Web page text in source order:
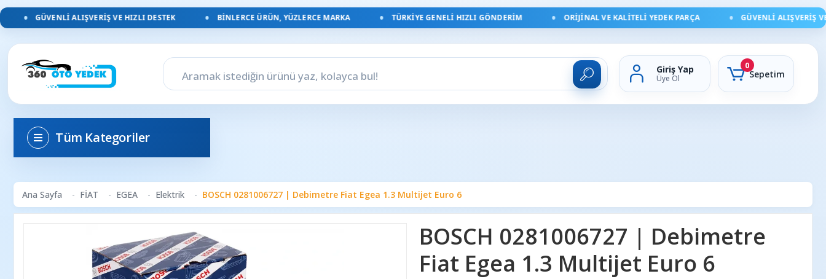
GÜVENLI ALIŞVERIŞ VE HIZLI DESTEK BINLERCE ÜRÜN, YÜZLERCE MARKA TÜRKIYE GENELI HIZLI GÖNDERIM ORIJINAL VE KALITELI YEDEK PARÇA GÜVENLI ALIŞVERIŞ VE
Giriş Yap
Üye Ol
0
Sepetim
Tüm Kategoriler
Ana Sayfa FİAT EGEA Elektrik BOSCH 0281006727 | Debimetre Fiat Egea 1.3 Multijet Euro 6
BOSCH 0281006727 | Debimetre
Fiat Egea 1.3 Multijet Euro 6